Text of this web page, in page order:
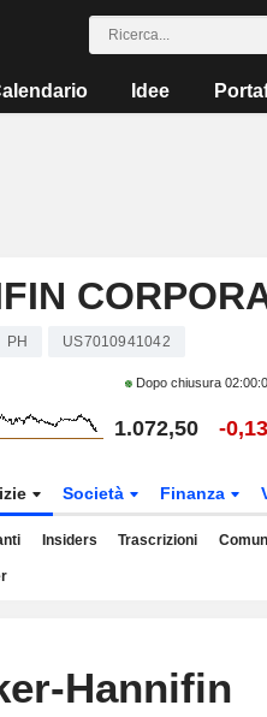
Idee
PH US7010941042
Dopo chiusura
1.072,50 -
Società Finanza
Insiders Trascrizioni
Hannifin